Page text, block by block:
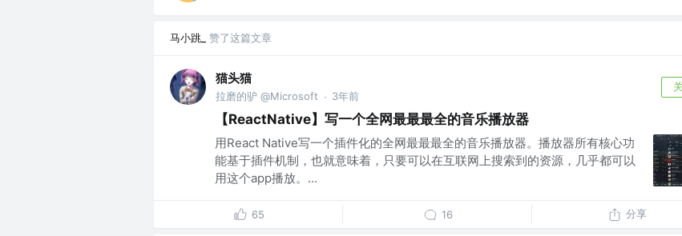
马小跳_ 赞了这篇文章
猫头猫
拉磨的驴 @Microsoft · 3年前
【ReactNative】写一个全网最最最全的音乐播放器
用React Native写一个插件化的全网最最最全的音乐播放器。播放器所有核心功
能基于插件机制，也就意味着，只要可以在互联网上搜索到的资源，几乎都可以
用这个app播放。...
65 16 分享